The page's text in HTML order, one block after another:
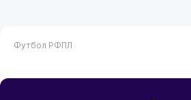
Футбол РФПЛ